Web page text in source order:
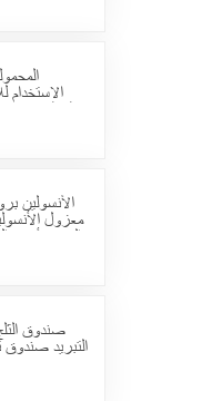
الاستخدام
حالة السكري
الأنسولين
معزول
السفر لأدوية
صندوق
التبريد صندوق